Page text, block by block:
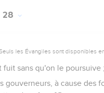
28
les Évangiles sont disponibles
fuit sans qu'on le poursuive
gouverneurs, à cause des